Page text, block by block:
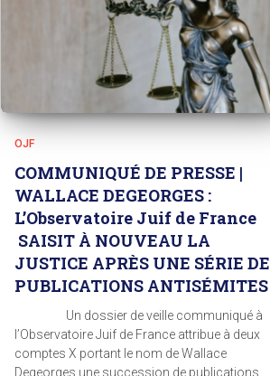
OJF
COMMUNIQUÉ DE PRESSE |
WALLACE DEGEORGES :
L’Observatoire Juif de France
SAISIT À NOUVEAU LA
JUSTICE APRÈS UNE SÉRIE DE
PUBLICATIONS ANTISÉMITES
Un dossier de veille communiqué à
l’Observatoire Juif de France attribue à deux
comptes X portant le nom de Wallace
Degeorges une succession de publications